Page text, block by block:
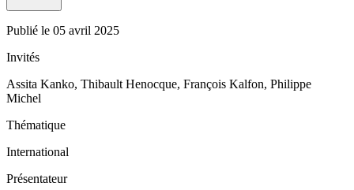
Publié le 05 avril 2025
Invités
Assita Kanko, Thibault Henocque, François Kalfon, Philippe
Michel
Thématique
International
Présentateur